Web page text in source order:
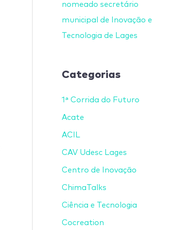
nomeado secretário
municipal de Inovação e
Tecnologia de Lages
Categorias
1ª Corrida do Futuro
Acate
ACIL
CAV Udesc Lages
Centro de Inovação
ChimaTalks
Ciência e Tecnologia
Cocreation